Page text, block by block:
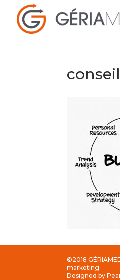
©2018
marketing
Designed by